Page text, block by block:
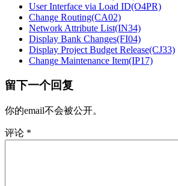
User Interface via Load ID(O4PR)
Change Routing(CA02)
Network Attribute List(IN34)
Display Bank Changes(FI04)
Display Project Budget Release(CJ33)
Change Maintenance Item(IP17)
留下一个回复
你的email不会被公开。
评论 *